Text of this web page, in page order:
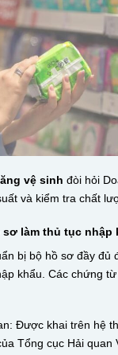
vệ sinh đòi hỏi
và kiểm tra chất
làm thủ tục nhập
bị bộ hồ sơ đầy đủ
khẩu. Các chứng
Được khai trên hệ
Tổng cục Hải quan